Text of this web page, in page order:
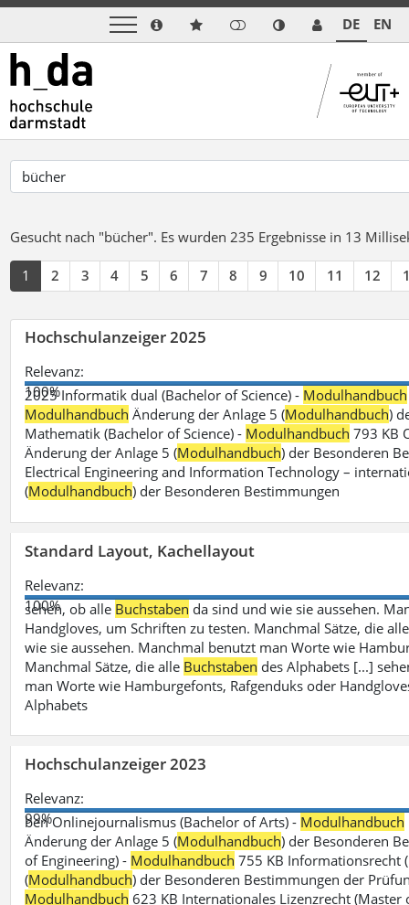
DE EN
Gesucht nach "bücher". Es wurden 235 Ergebnisse in 13
1 2 3 4 5 6 7 8 9 10 11 12
Hochschulanzeiger 2025
Relevanz:
100%
2025 Informatik dual (Bachelor of Science) - Modulhandbuch
Modulhandbuch Änderung der Anlage 5 (Modulhandbuch)
Mathematik (Bachelor of Science) - Modulhandbuch 793 KB
Änderung der Anlage 5 (Modulhandbuch) der Besonderen
Electrical Engineering and Information Technology –
(Modulhandbuch) der Besonderen Bestimmungen
Standard Layout, Kachellayout
Relevanz:
100%
sehen, ob alle Buchstaben da sind und wie sie aussehen.
Handgloves, um Schriften zu testen. Manchmal Sätze, die
wie sie aussehen. Manchmal benutzt man Worte wie
Manchmal Sätze, die alle Buchstaben des Alphabets [...]
man Worte wie Hamburgefonts, Rafgenduks oder
Alphabets
Hochschulanzeiger 2023
Relevanz:
99%
ben Onlinejournalismus (Bachelor of Arts) - Modulhandbuch
Änderung der Anlage 5 (Modulhandbuch) der Besonderen
of Engineering) - Modulhandbuch 755 KB Informationsrecht
(Modulhandbuch) der Besonderen Bestimmungen der
Modulhandbuch 623 KB Internationales Lizenzrecht (Master